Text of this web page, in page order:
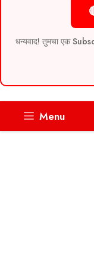
धन्यवाद! तुमचा एक
Menu